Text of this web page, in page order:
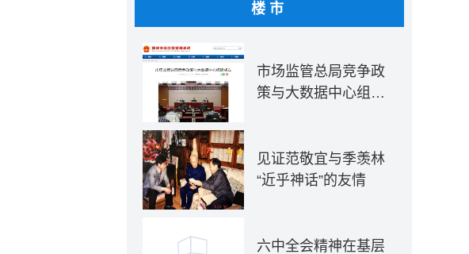
楼市
市场监管总局竞争政
策与大数据中心组建
见证范敬宜与季羡林
“近乎神话”的友情
六中全会精神在基层